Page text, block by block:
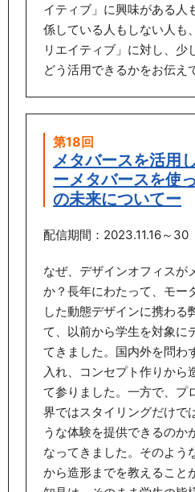
イティブ」に興味がある人
係している人もしない人も
リエイティブ」に対し、少
どう活用できるかをお伝え
第18回
メタバースを活用
ーメタバースを使
の未来についてー
配信期間：2023.11.16～30
なぜ、デザインオフィスが
か？長年にわたって、モー
した動態デザインに携わる
て、以前から学生を対象に
てきました。国内外を問わ
入れ、コンセプト作りから
て参りました。一方で、プ
界ではスタイリングだけで
うな体験を提供できるのか
なってきました。そのよう
から造形までを教えること